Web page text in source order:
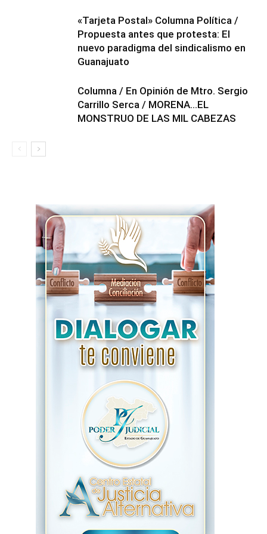
«Tarjeta Postal» Columna Política /
Propuesta antes que protesta: El
nuevo paradigma del sindicalismo en
Guanajuato
Columna / En Opinión de Mtro. Sergio
Carrillo Serca / MORENA…EL
MONSTRUO DE LAS MIL CABEZAS